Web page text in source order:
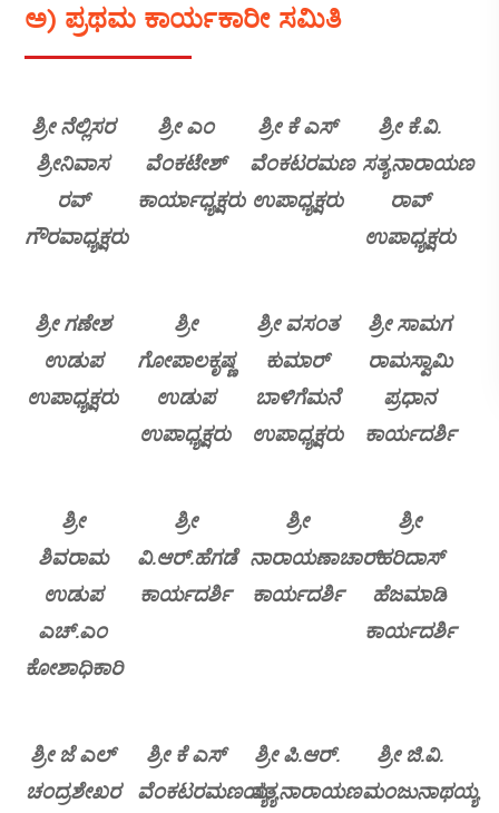
ಅ) ಪ್ರಥಮ ಕಾರ್ಯಕಾರೀ ಸಮಿತಿ
ಶ್ರೀ ನೆಲ್ಲಿಸರ
ಶ್ರೀನಿವಾಸ
ರವ್
ಗೌರವಾಧ್ಯಕ್ಷರು
ಶ್ರೀ ಎಂ
ವೆಂಕಟೇಶ್
ಕಾರ್ಯಾಧ್ಯಕ್ಷರು
ಶ್ರೀ ಕೆ ಎಸ್
ವೆಂಕಟರಮಣ
ಉಪಾಧ್ಯಕ್ಷರು
ಶ್ರೀ ಕೆ.ವಿ.
ಸತ್ಯನಾರಾಯಣ
ರಾವ್
ಉಪಾಧ್ಯಕ್ಷರು
ಶ್ರೀ ಗಣೇಶ
ಉಡುಪ
ಉಪಾಧ್ಯಕ್ಷರು
ಶ್ರೀ
ಗೋಪಾಲಕೃಷ್ಣ
ಉಡುಪ
ಉಪಾಧ್ಯಕ್ಷರು
ಶ್ರೀ ವಸಂತ
ಕುಮಾರ್
ಬಾಳಿಗೆಮನೆ
ಉಪಾಧ್ಯಕ್ಷರು
ಶ್ರೀ ಸಾಮಗ
ರಾಮಸ್ವಾಮಿ
ಪ್ರಧಾನ
ಕಾರ್ಯದರ್ಶಿ
ಶ್ರೀ
ಶಿವರಾಮ
ಉಡುಪ
ಎಚ್.ಎಂ
ಕೋಶಾಧಿಕಾರಿ
ಶ್ರೀ
ವಿ.ಆರ್.ಹೆಗಡೆ
ಕಾರ್ಯದರ್ಶಿ
ಶ್ರೀ
ನಾರಾಯಣಾಚಾರ್
ಕಾರ್ಯದರ್ಶಿ
ಶ್ರೀ
ಹರಿದಾಸ್
ಹೆಜಮಾಡಿ
ಕಾರ್ಯದರ್ಶಿ
ಶ್ರೀ ಜೆ ಎಲ್
ಚಂದ್ರಶೇಖರ
ಶ್ರೀ ಕೆ ಎಸ್
ವೆಂಕಟರಮಣಯ್ಯ
ಶ್ರೀ ಪಿ.ಆರ್.
ಸತ್ಯನಾರಾಯಣ
ಶ್ರೀ ಜಿ.ವಿ.
ಮಂಜುನಾಥಯ್ಯ